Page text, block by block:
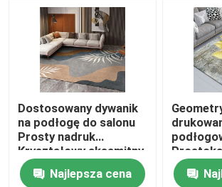
Dostosowany dywanik
na podłogę do salonu
Prosty nadruk
Kryształowy aksamitny
dywan
Najlepsza cena
dywanik